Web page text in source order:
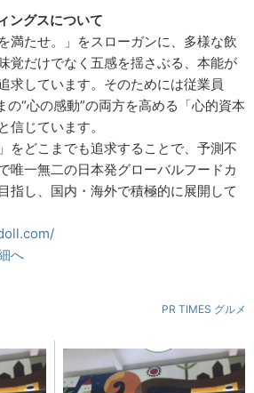
ングスについて
満たせ。」をスローガンに、多様な飲
覚だけでなく五感を揺さぶる、本能が
求しています。そのためには従業員
の“心の感動”の両方を高める「心的資本
信じています。
をどこまでも追求することで、予測不
唯一無二の日本発グローバルフードカ
指し、国内・海外で積極的に展開して
へ
PR TIMES グルメ